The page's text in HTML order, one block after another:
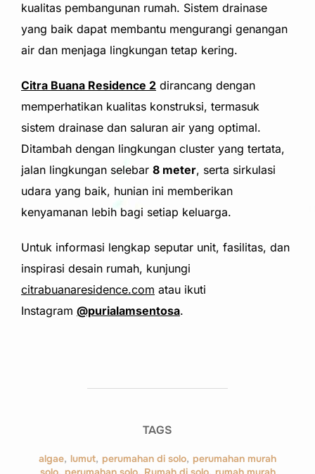
kualitas pembangunan rumah. Sistem drainase
yang baik dapat membantu mengurangi genangan
air dan menjaga lingkungan tetap kering.
Citra Buana Residence 2 dirancang dengan
memperhatikan kualitas konstruksi, termasuk
sistem drainase dan saluran air yang optimal.
Ditambah dengan lingkungan cluster yang tertata,
jalan lingkungan selebar 8 meter, serta sirkulasi
udara yang baik, hunian ini memberikan
kenyamanan lebih bagi setiap keluarga.
Untuk informasi lengkap seputar unit, fasilitas, dan
inspirasi desain rumah, kunjungi
citrabuanaresidence.com atau ikuti
Instagram @purialamsentosa.
TAGS
algae, lumut, perumahan di solo, perumahan murah